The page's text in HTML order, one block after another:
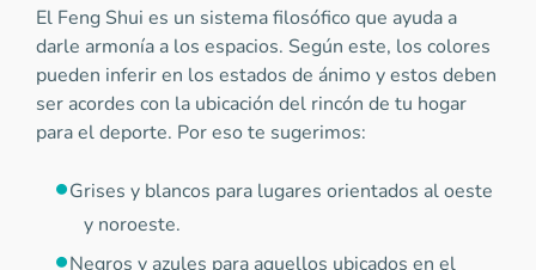
El Feng Shui es un sistema filosófico que ayuda a
darle armonía a los espacios. Según este, los colores
pueden inferir en los estados de ánimo y estos deben
ser acordes con la ubicación del rincón de tu hogar
para el deporte. Por eso te sugerimos:
Grises y blancos para lugares orientados al oeste
y noroeste.
Negros y azules para aquellos ubicados en el